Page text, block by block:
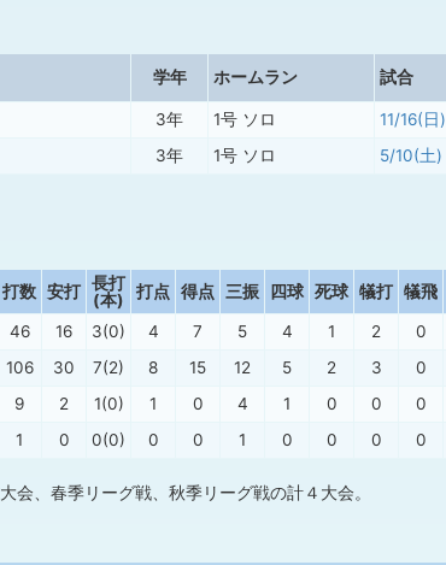
学年 ホームラン 試合
3年 1号 ソロ 11/16(日)
3年 1号 ソロ 5/10(土)
打数 安打 長打
(本)
打点 得点 三振 四球 死球 犠打 犠飛
46 16 3(0) 4 7 5 4 1 2 0
106 30 7(2) 8 15 12 5 2 3 0
9 2 1(0) 1 0 4 1 0 0 0
1 0 0(0) 0 0 1 0 0 0 0
、春季リーグ戦、秋季リーグ戦の計４大会。